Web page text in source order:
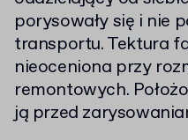
porysowały się i nie
transportu. Tektura
nieoceniona przy
remontowych.
ją przed